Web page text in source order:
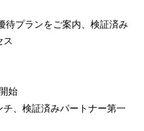
待プランをご案内、検証済み
ス
始
チ、検証済みパートナー第一